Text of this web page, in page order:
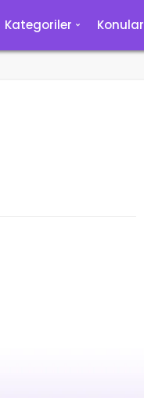
Kategoriler Konular